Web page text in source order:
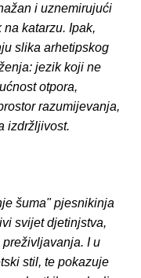
i uznemirujući
katarzu. Ipak,
slika arhetipskog
jezik koji ne
otpora,
razumijevanja,
izdržljivost.
šuma" pjesnikinja
svijet djetinjstva,
I u
stil, te pokazuje